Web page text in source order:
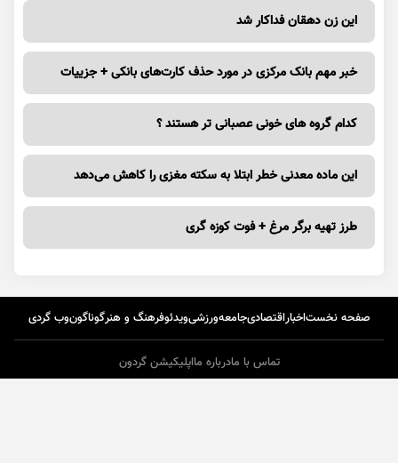
این زن دهقان فداکار شد
خبر مهم بانک مرکزی در مورد حذف کارت‌های بانکی + جزییات
کدام گروه های خونی عصبانی تر هستند ؟
این ماده معدنی خطر ابتلا به سکته مغزی را کاهش می‌دهد
طرز تهیه برگر مرغ + فوت کوزه گری
صفحه نخستاخباراقتصادیجامعهورزشیویدئوفرهنگ و هنرگوناگونوب گردی
تماس با مادرباره مااپلیکیشن گردون